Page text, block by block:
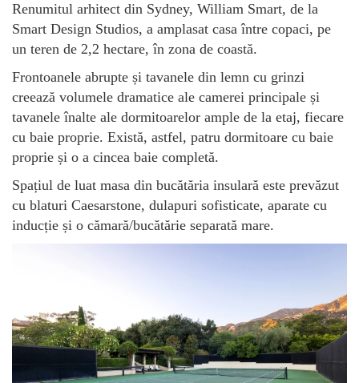
Renumitul arhitect din Sydney, William Smart, de la
Smart Design Studios, a amplasat casa între copaci, pe
un teren de 2,2 hectare, în zona de coastă.
Frontoanele abrupte și tavanele din lemn cu grinzi
creează volumele dramatice ale camerei principale și
tavanele înalte ale dormitoarelor ample de la etaj, fiecare
cu baie proprie. Există, astfel, patru dormitoare cu baie
proprie și o a cincea baie completă.
Spațiul de luat masa din bucătăria insulară este prevăzut
cu blaturi Caesarstone, dulapuri sofisticate, aparate cu
inducție și o cămară/bucătărie separată mare.